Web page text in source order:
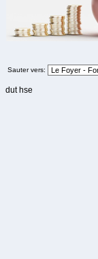
Sauter vers:
dut hse